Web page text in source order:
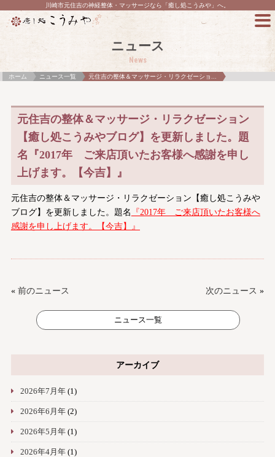
川崎市元住吉の神経整体・マッサージなら「癒し処こうみや」へ。
ニュース
News
ホーム ニュース一覧 元住吉の整体＆マッサージ・リラクゼーショ...
元住吉の整体＆マッサージ・リラクゼーション
【癒し処こうみやブログ】を更新しました。題
名『2017年 ご来店頂いたお客様へ感謝を申し
上げます。【今吉】』
元住吉の整体＆マッサージ・リラクゼーション【癒し処こうみや
ブログ】を更新しました。題名
『2017年 ご来店頂いたお客様へ
感謝を申し上げます。【今吉】』
« 前のニュース 次のニュース »
ニュース一覧
アーカイブ
2026年7月年(1)
2026年6月年(2)
2026年5月年(1)
2026年4月年(1)